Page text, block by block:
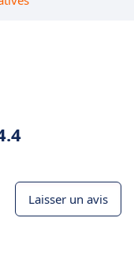
Laisser un avis